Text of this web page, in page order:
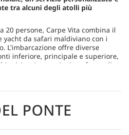
tra alcuni degli atolli più
20 persone, Carpe Vita combina il
da safari maldiviano con i
L'imbarcazione offre diverse
inferiore, principale e superiore,
e sistemazioni confortevoli
singoli.
prendisole ammirando lo
Indiano tra un'immersione
PONTE